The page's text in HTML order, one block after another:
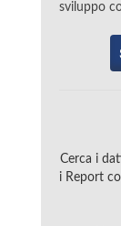
sviluppo
Cerca i
i Report